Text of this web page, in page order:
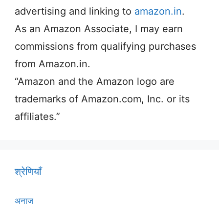
advertising and linking to amazon.in.
As an Amazon Associate, I may earn
commissions from qualifying purchases
from Amazon.in.
“Amazon and the Amazon logo are
trademarks of Amazon.com, Inc. or its
affiliates.”
श्रेणियाँ
अनाज